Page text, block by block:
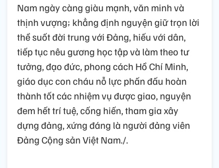
Nam ngày càng giàu mạnh, văn minh và
thịnh vượng; khẳng định nguyện giữ trọn lời
thề suốt đời trung với Đảng, hiếu với dân,
tiếp tục nêu gương học tập và làm theo tư
tưởng, đạo đức, phong cách Hồ Chí Minh,
giáo dục con cháu nỗ lực phấn đấu hoàn
thành tốt các nhiệm vụ được giao, nguyện
đem hết trí tuệ, cống hiến, tham gia xây
dựng đảng, xứng đáng là người đảng viên
Đảng Cộng sản Việt Nam./.